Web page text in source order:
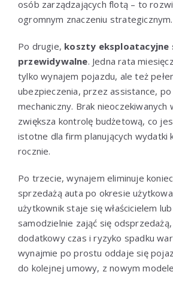
osób zarządzających flotą – to
ogromnym znaczeniu strategicznym.
Po drugie, koszty eksploatacyjne
przewidywalne. Jedna rata
tylko wynajem pojazdu, ale też
ubezpieczenia, przez assistance,
mechaniczny. Brak nieoczekiwanych
zwiększa kontrolę budżetową, co
istotne dla firm planujących wydatki
rocznie.
Po trzecie, wynajem eliminuje
sprzedażą auta po okresie
użytkownik staje się właścicielem
samodzielnie zająć się
dodatkowy czas i ryzyko spadku
wynajmie po prostu oddaje się
do kolejnej umowy, z nowym